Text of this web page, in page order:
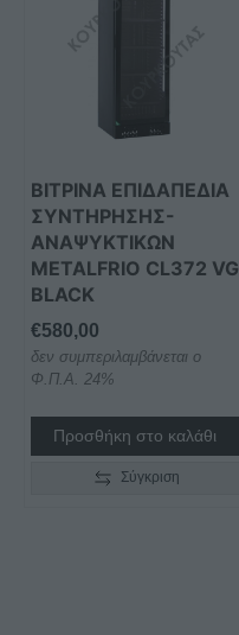
ΒΙΤΡΙΝΑ ΕΠΙΔΑΠΕΔΙΑ
ΣΥΝΤΗΡΗΣΗΣ-
ΑΝΑΨΥΚΤΙΚΩΝ
METALFRIO CL372 VG
BLACK
€580,00
δεν συμπεριλαμβάνεται ο
Φ.Π.Α. 24%
Προσθήκη στο καλάθι
Σύγκριση